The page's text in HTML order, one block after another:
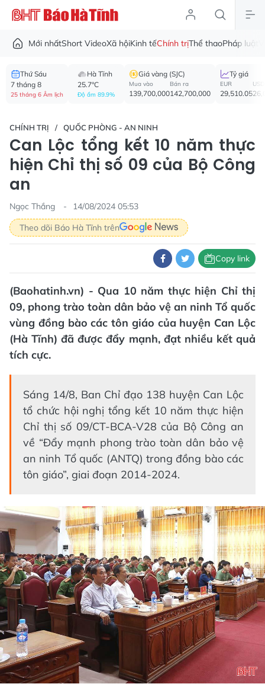
Mới nhấtShort VideoXã hộiKinh tếChính trịThể thaoPháp luật
Thứ Sáu
7 tháng 8
25 tháng 6 Âm lịch
Hà Tĩnh
25.7°C
Độ ẩm 89.9%
Giá vàng (SJC)
Mua vào
139,700,000
Bán ra
142,700,000
Tỷ giá
EUR
29,510.05
USD
CHÍNH TRỊ QUỐC PHÒNG - AN NINH
Can Lộc tổng kết 10 năm thực
hiện Chỉ thị số 09 của Bộ Công
an
Ngọc Thắng
14/08/2024 05:53
Theo dõi Báo Hà Tĩnh trên
Copy link
(Baohatinh.vn) - Qua 10 năm thực hiện Chỉ thị
09, phong trào toàn dân bảo vệ an ninh Tổ quốc
vùng đồng bào các tôn giáo của huyện Can Lộc
(Hà Tĩnh) đã được đẩy mạnh, đạt nhiều kết quả
tích cực.
Sáng 14/8, Ban Chỉ đạo 138 huyện Can Lộc
tổ chức hội nghị tổng kết 10 năm thực hiện
Chỉ thị số 09/CT-BCA-V28 của Bộ Công an
về “Đẩy mạnh phong trào toàn dân bảo vệ
an ninh Tổ quốc (ANTQ) trong đồng bào các
tôn giáo”, giai đoạn 2014-2024.